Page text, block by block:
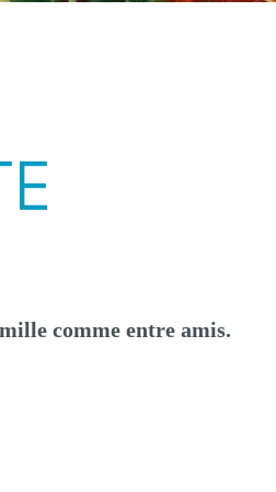
comme entre amis.